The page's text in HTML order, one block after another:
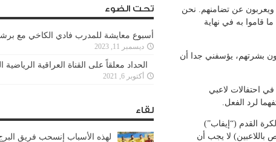
ويعربون عن تضامنهم. نحن
قاموا به في نهاية
بشرتهم، يؤسفني جدا أن
في احتفالات لاعبي
لرد الفعل.
القدم (“إيفاب”)
لموسم 2019-2020 أن اللباس (الخاص باللاعبين) لا يجب أن
تحت الضوء
أسبوع معايشة للمدرب فادي الكاخي مع
ديسمبر 11, 2023
الحداد معلقاً على القناة العراقية الرياضية
أكتوبر 6, 2021
لقاء
لهذه الأسباب إنسحب فريق